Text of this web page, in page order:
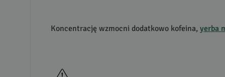
Koncentrację wzmocni dodatkowo kofeina, yerba